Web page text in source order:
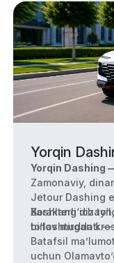
Yorqin
to‘lovga
Yorqin Dashing
Zamonaviy,
Jetour Dashing
Boshlang‘ich
to‘lov muddati
Xarakterli
birlashtirgan
Batafsil
uchun